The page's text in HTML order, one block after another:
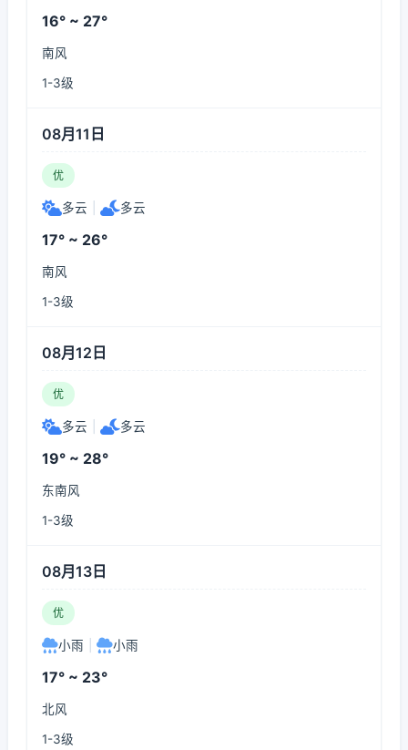
16° ~ 27°
南风
1-3级
08月11日
优
多云 多云
17° ~ 26°
南风
1-3级
08月12日
优
多云 多云
19° ~ 28°
东南风
1-3级
08月13日
优
小雨 小雨
17° ~ 23°
北风
1-3级